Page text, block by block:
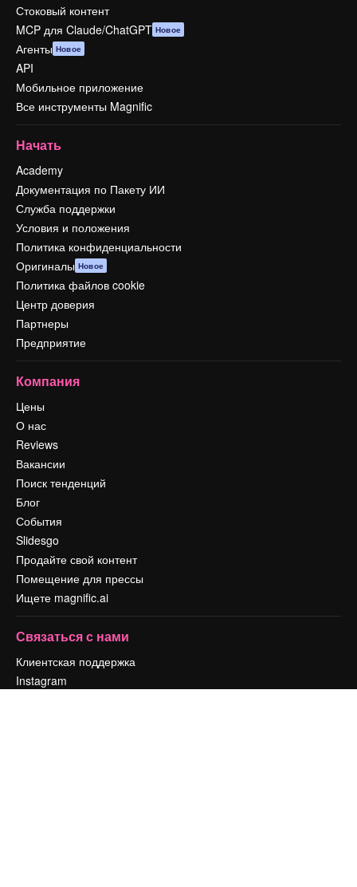
Стоковый контент
MCP для Claude/ChatGPT Новое
Агенты Новое
API
Мобильное приложение
Все инструменты Magnific
Начать
Academy
Документация по Пакету ИИ
Служба поддержки
Условия и положения
Политика конфиденциальности
Оригиналы Новое
Политика файлов cookie
Центр доверия
Партнеры
Предприятие
Компания
Цены
О нас
Reviews
Вакансии
Поиск тенденций
Блог
События
Slidesgo
Продайте свой контент
Помещение для прессы
Ищете magnific.ai
Связаться с нами
Клиентская поддержка
Instagram